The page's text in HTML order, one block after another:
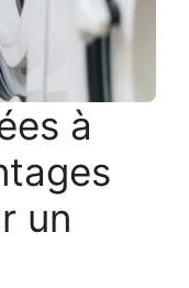
à
un